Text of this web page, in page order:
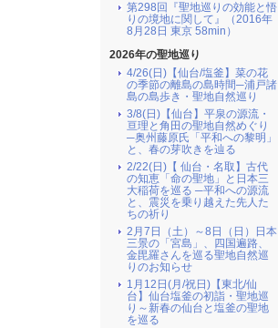
第298回『聖地巡りの効能と悟
りの境地に関して』（2016年
8月28日 東京 58min）
2026年の聖地巡り
4/26(日)【仙台/塩釜】菜の花
の季節の離島の島時間─浦戸諸
島の島歩き・聖地自然巡り
3/8(日)【仙台】平泉の源流・
亘理と角田の聖地自然めぐり
─奥州藤原氏「平和への黎明」
と、春の芽吹きを辿る
2/22(日)【 仙台・名取】古代
の知恵「命の聖地」と日本三
大稲荷を巡る ─平和への源流
と、震災を乗り越えた先人た
ちの祈り
2月7日（土）～8日（日）日本
三景の「宮島」、四国遍路、
金毘羅さんを巡る聖地自然巡
りのお知らせ
1月12日(月/祝日)【東北/仙
台】仙台塩釜の初詣・聖地巡
り～新春の仙台と塩釜の聖地
を巡る